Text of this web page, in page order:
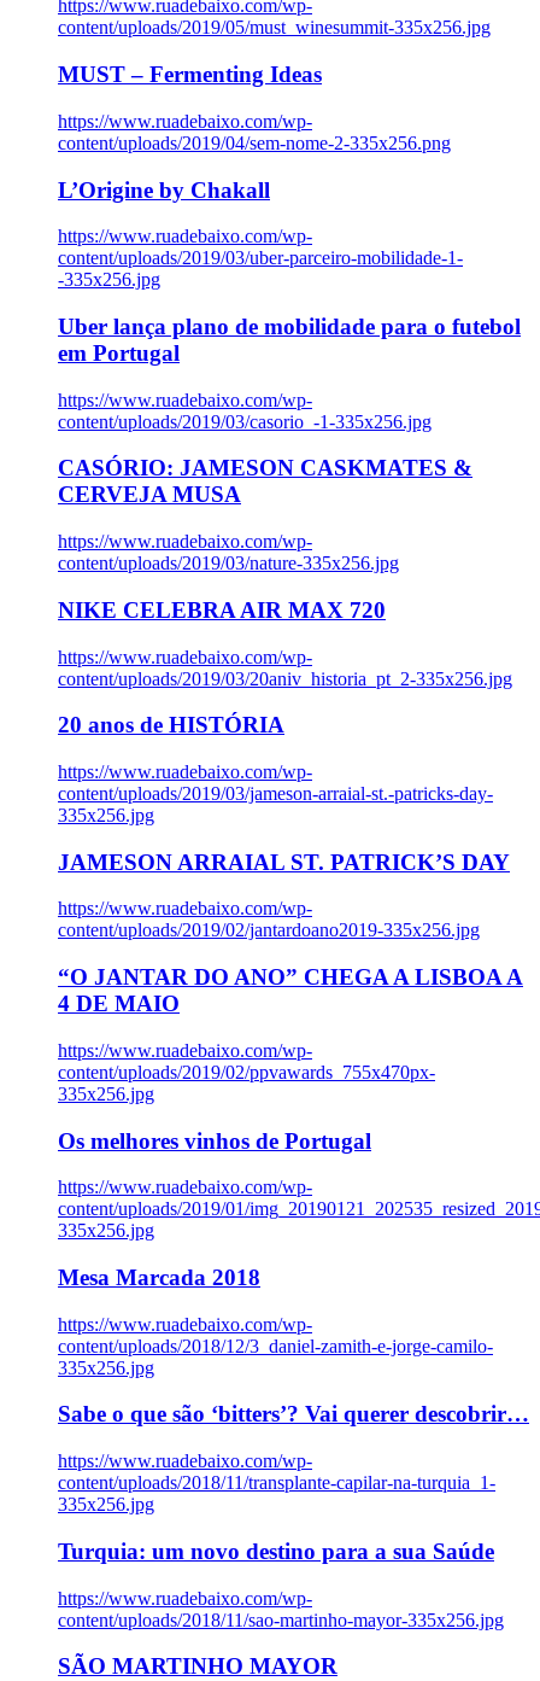
https://www.ruadebaixo.com/wp-
content/uploads/2019/05/must_winesummit-335x256.jpg
MUST – Fermenting Ideas
https://www.ruadebaixo.com/wp-
content/uploads/2019/04/sem-nome-2-335x256.png
L’Origine by Chakall
https://www.ruadebaixo.com/wp-
content/uploads/2019/03/uber-parceiro-mobilidade-1-
-335x256.jpg
Uber lança plano de mobilidade para o futebol
em Portugal
https://www.ruadebaixo.com/wp-
content/uploads/2019/03/casorio_-1-335x256.jpg
CASÓRIO: JAMESON CASKMATES &
CERVEJA MUSA
https://www.ruadebaixo.com/wp-
content/uploads/2019/03/nature-335x256.jpg
NIKE CELEBRA AIR MAX 720
https://www.ruadebaixo.com/wp-
content/uploads/2019/03/20aniv_historia_pt_2-335x256.jpg
20 anos de HISTÓRIA
https://www.ruadebaixo.com/wp-
content/uploads/2019/03/jameson-arraial-st.-patricks-day-
335x256.jpg
JAMESON ARRAIAL ST. PATRICK’S DAY
https://www.ruadebaixo.com/wp-
content/uploads/2019/02/jantardoano2019-335x256.jpg
“O JANTAR DO ANO” CHEGA A LISBOA A
4 DE MAIO
https://www.ruadebaixo.com/wp-
content/uploads/2019/02/ppvawards_755x470px-
335x256.jpg
Os melhores vinhos de Portugal
https://www.ruadebaixo.com/wp-
content/uploads/2019/01/
335x256.jpg
Mesa Marcada 2018
https://www.ruadebaixo.com/wp-
content/uploads/2018/12/3_daniel-zamith-e-jorge-camilo-
335x256.jpg
Sabe o que são ‘bitters’? Vai querer descobrir…
https://www.ruadebaixo.com/wp-
content/uploads/2018/11/transplante-capilar-na-turquia_1-
335x256.jpg
Turquia: um novo destino para a sua Saúde
https://www.ruadebaixo.com/wp-
content/uploads/2018/11/sao-martinho-mayor-335x256.jpg
SÃO MARTINHO MAYOR